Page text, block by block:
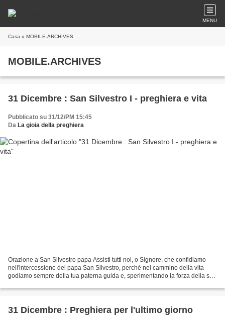
MENU
Casa » MOBILE.ARCHIVES
MOBILE.ARCHIVES
31 Dicembre : San Silvestro I - preghiera e vita
Pubblicato su 31/12/PM 15:45
Da La gioia della preghiera
Orazione a San Silvestro papa Assisti tutti noi, o Signore, che confidiamo
nell'intercessione del papa San Silvestro, perché nel cammino della vita
godiamo sempre della tua paterna guida e, sperimentando la forza della sua
31 Dicembre : Preghiera per l'ultimo giorno